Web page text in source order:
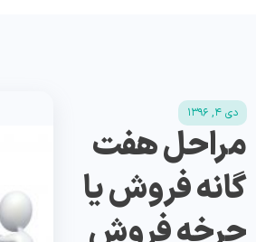
دی ۴, ۱۳۹۶
مراحل هفت
گانه فروش یا